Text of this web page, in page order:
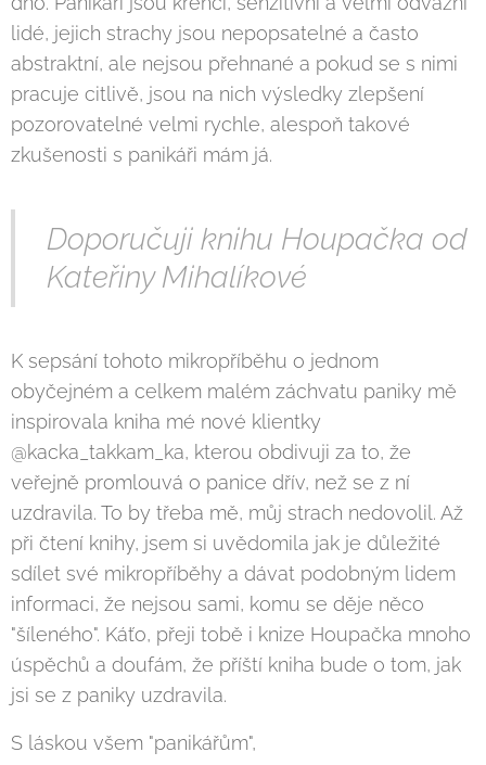
lidé, jejich strachy jsou nepopsatelné a často
abstraktní, ale nejsou přehnané a pokud se s nimi
pracuje citlivě, jsou na nich výsledky zlepšení
pozorovatelné velmi rychle, alespoň takové
zkušenosti s panikáři mám já.
Doporučuji knihu Houpačka od
Kateřiny Mihalíkové
K sepsání tohoto mikropříběhu o jednom
obyčejném a celkem malém záchvatu paniky mě
inspirovala kniha mé nové klientky
@kacka_takkam_ka, kterou obdivuji za to, že
veřejně promlouvá o panice dřív, než se z ní
uzdravila. To by třeba mě, můj strach nedovolil. Až
při čtení knihy, jsem si uvědomila jak je důležité
sdílet své mikropříběhy a dávat podobným lidem
informaci, že nejsou sami, komu se děje něco
"šíleného". Káťo, přeji tobě i knize Houpačka mnoho
úspěchů a doufám, že příští kniha bude o tom, jak
jsi se z paniky uzdravila.
S láskou všem "panikářům",